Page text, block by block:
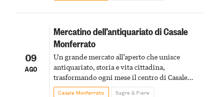
09
AGO
Mercatino dell’antiquariato di Casale
Monferrato
Un grande mercato all’aperto che unisce
antiquariato, storia e vita cittadina,
trasformando ogni mese il centro di Casale
Monferrato in un luogo di scoperta e racconto
Casale Monferrato Sagre & Fiere